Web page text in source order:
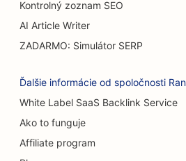
SEO pre predajcov áut
SEO pre popáleninových
SEO pre predajne kobercov a
SEO pre reštaurácie s
Kontrolný zoznam SEO
AI Article Writer
ZADARMO: Simulátor SERP
Ďalšie informácie od spoločnosti
White Label SaaS Backlink Service
Ako to funguje
Affiliate program